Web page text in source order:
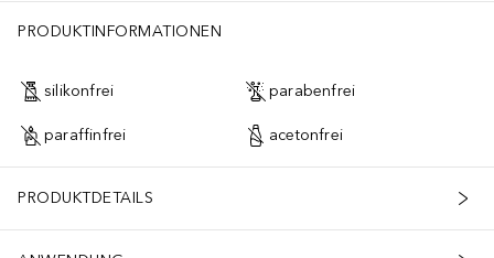
PRODUKTINFORMATIONEN
silikonfrei parabenfrei
paraffinfrei acetonfrei
PRODUKTDETAILS